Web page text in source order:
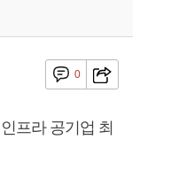
0
프라 공기업 최